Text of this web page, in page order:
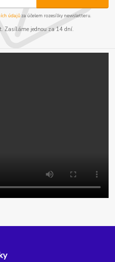
údajůza účelem rozesílky newsletteru.
Zasíláme jednou za 14 dní.